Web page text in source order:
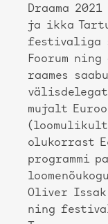
Draama
ja ikka
festivaliga
Foorum ning
raames
mujalt
(loomulikult
olukorrast
programmi
Oliver
ning